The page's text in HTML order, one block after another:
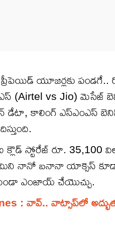
యూజర్లకు పండగే..
(Airtel vs Jio) మెసేజ్
డేటా, కాలింగ్ ఎస్ఎంఎస్
స్టోరేజ్ రూ. 35,100
జెమిని నానో బనానా యాక్సెస్‌
ఎంజాయ్ చేయొచ్చు.
: వావ్.. వాట్సాప్‌లో